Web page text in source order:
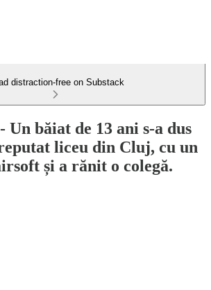
distraction-free on Substack
Un băiat de 13 ani s-a dus
liceu din Cluj, cu un
și a rănit o colegă.